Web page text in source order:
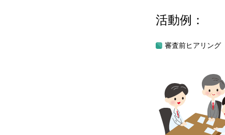
活動例：
審査前ヒアリング